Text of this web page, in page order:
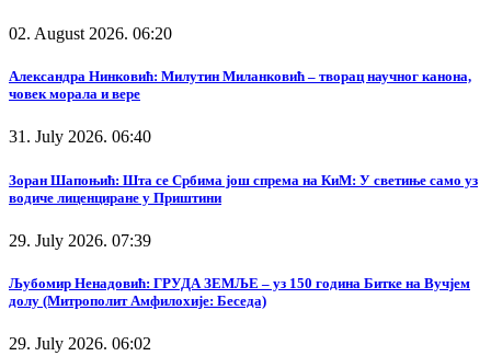
02. August 2026. 06:20
Александра Нинковић: Милутин Миланковић – творац научног канона,
човек морала и вере
31. July 2026. 06:40
Зоран Шапоњић: Шта се Србима још спрема на КиМ: У светиње само уз
водиче лиценциране у Приштини
29. July 2026. 07:39
Љубомир Ненадовић: ГРУДА ЗЕМЉЕ – уз 150 година Битке на Вучјем
долу (Митрополит Амфилохије: Беседа)
29. July 2026. 06:02